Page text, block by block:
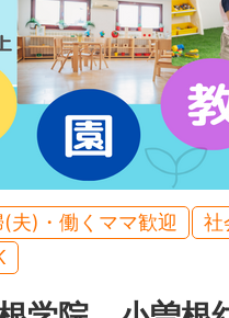
(夫)・働くママ歓迎
社